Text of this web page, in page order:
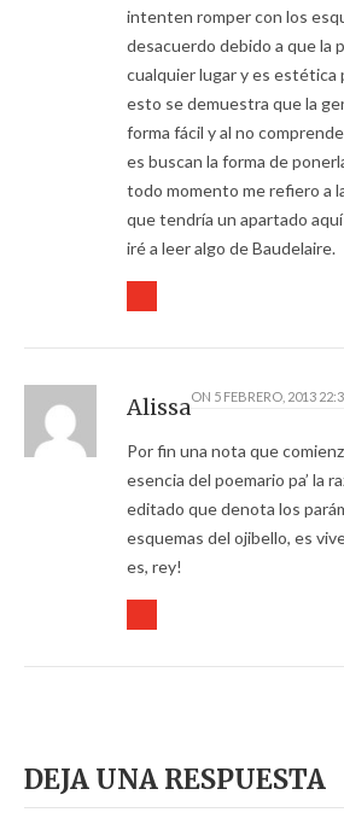
intenten romper con los
desacuerdo debido a que la
cualquier lugar y es estética
esto se demuestra que la
forma fácil y al no
es buscan la forma de
todo momento me refiero a
que tendría un apartado
iré a leer algo de Baudelaire.
AlissaON 5 FEBRERO, 2013
Por fin una nota que
esencia del poemario pa’ la
editado que denota los
esquemas del ojibello, es
es, rey!
DEJA UNA RESPUESTA